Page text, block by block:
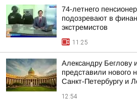
74-летнего
подозревают в
экстремистов
11:25
Александру Беглову
представили
Санкт-Петербургу и
12:54